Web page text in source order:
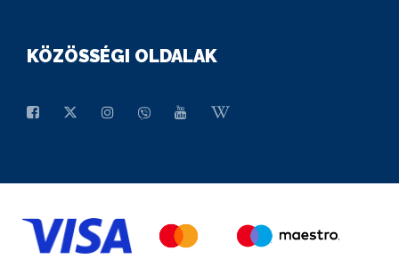
KÖZÖSSÉGI OLDALAK